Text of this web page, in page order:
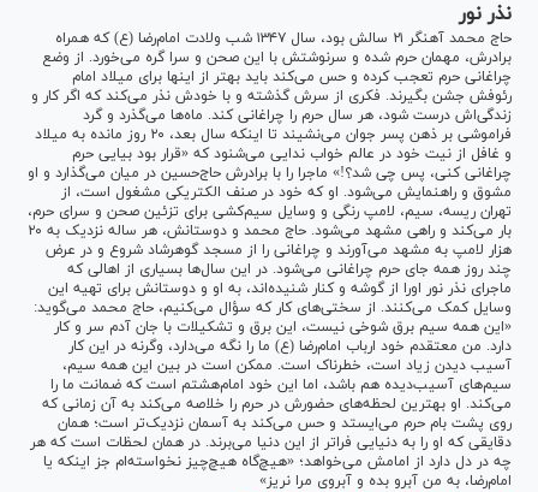
نذر نور
حاج محمد آهنگر ۲۱ سالش بود، سال ۱۳۴۷ شب ولادت امام‌رضا (ع) که همراه
برادرش، مهمان حرم شده و سرنوشتش با این صحن و سرا گره می‌خورد. از وضع
چراغانی حرم تعجب کرده و حس می‌کند باید بهتر از اینها برای میلاد امام
رئوفش جشن بگیرند. فکری از سرش گذشته و با خودش نذر می‌کند که اگر کار و
زندگی‌اش درست شود، هر سال حرم را چراغانی کند. ماه‌ها می‌گذرد و گرد
فراموشی بر ذهن پسر جوان می‌نشیند تا اینکه سال بعد، ۲۰ روز مانده به میلاد
و غافل از نیت خود در عالم خواب ندایی می‌شنود که «قرار بود بیایی حرم
چراغانی کنی، پس چی شد؟!» ماجرا را با برادرش حاج‌حسین در میان می‌گذارد و او
مشوق و راهنمایش می‌شود. او که خود در صنف الکتریکی مشغول است، از
تهران ریسه، سیم، لامپ رنگی و وسایل سیم‌کشی برای تزئین صحن و سرای حرم،
بار می‌کند و راهی مشهد می‌شود. حاج محمد و دوستانش، هر ساله نزدیک به ۲۰
هزار لامپ به مشهد می‌آورند و چراغانی را از مسجد گوهرشاد شروع و در عرض
چند روز همه جای حرم چراغانی می‌شود. در این سال‌ها بسیاری از اهالی که
ماجرای نذر نور اورا از گوشه و کنار شنیده‌اند، به او و دوستانش برای تهیه این
وسایل کمک می‌کنند. از سختی‌های کار که سؤال می‌کنیم، حاج محمد می‌گوید:
«این همه سیم برق شوخی نیست، این برق و تشکیلات با جان آدم سر و کار
دارد. من معتقدم خود ارباب امام‌رضا (ع) ما را نگه می‌دارد، وگرنه در این کار
آسیب دیدن زیاد است، خطرناک است. ممکن است در بین این همه سیم،
سیم‌های آسیب‌دیده هم باشد، اما این خود امام‌هشتم است که ضمانت ما را
می‌کند. او بهترین لحظه‌های حضورش در حرم را خلاصه می‌کند به آن زمانی که
روی پشت بام حرم می‌ایستد و حس می‌کند به آسمان نزدیک‌تر است؛ همان
دقایقی که او را به دنیایی فراتر از این دنیا می‌برند. در همان لحظات است که هر
چه در دل دارد از امامش می‌خواهد؛ «هیچ‌گاه هیچ‌چیز نخواسته‌ام جز اینکه یا
امام‌رضا، به من آبرو بده و آبروی مرا نریز»